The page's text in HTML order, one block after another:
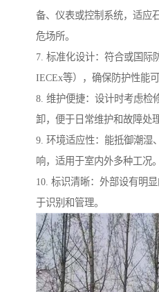
备、仪表或控制系统，适应
危场所。
7. 标准化设计：符合或国际
IECEx等），确保防护性能可
8. 维护便捷：设计时考虑检
卸，便于日常维护和故障处理
9. 环境适应性：能抵御潮湿
响，适用于室内外多种工况。
10. 标识清晰：外部设有明
于识别和管理。